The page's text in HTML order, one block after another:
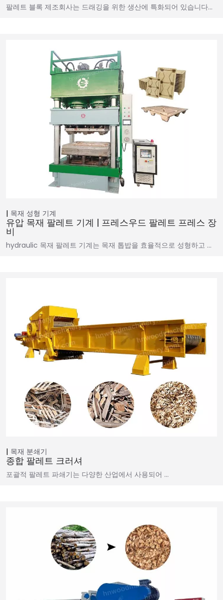
팔레트 블록 제조회사는 드래깅을 위한 생산에 특화되어 있습니다…
목재 성형 기계
유압 목재 팔레트 기계 | 프레스우드 팔레트 프레스 장
비
hydraulic 목재 팔레트 기계는 목재 톱밥을 효율적으로 성형하고 …
목재 분쇄기
종합 팔레트 크러셔
포괄적 팔레트 파쇄기는 다양한 산업에서 사용되어 …